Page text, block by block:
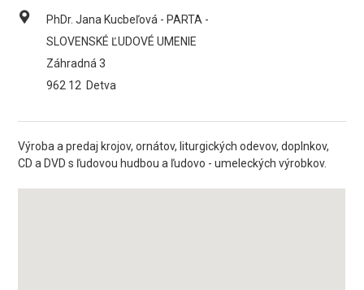
PhDr. Jana Kucbeľová - PARTA -
SLOVENSKÉ ĽUDOVÉ UMENIE
Záhradná 3
962 12 Detva
Výroba a predaj krojov, ornátov, liturgických odevov, doplnkov,
CD a DVD s ľudovou hudbou a ľudovo - umeleckých výrobkov.